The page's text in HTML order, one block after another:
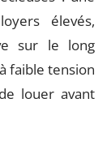
élevés,
sur le long
faible tension
louer avant